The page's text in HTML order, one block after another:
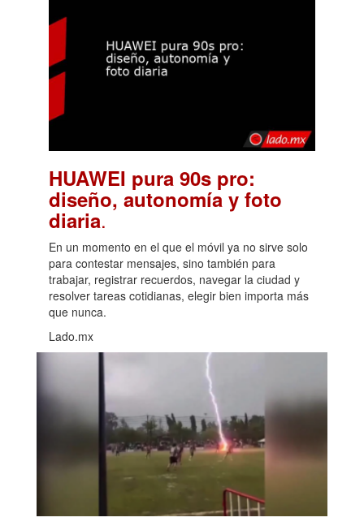
HUAWEI pura 90s pro:
diseño, autonomía y foto
diaria.
En un momento en el que el móvil ya no sirve solo
para contestar mensajes, sino también para
trabajar, registrar recuerdos, navegar la ciudad y
resolver tareas cotidianas, elegir bien importa más
que nunca.
Lado.mx